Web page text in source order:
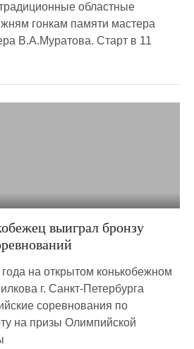
областные
гонкам памяти мастера
В.А.Муратова. Старт в 11
выиграл бронзу
на открытом конькобежном
г. Санкт-Петербурга
соревнования по
на призы Олимпийской